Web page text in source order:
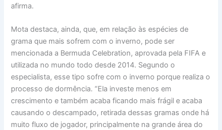
afirma.
Mota destaca, ainda, que, em relação às espécies de
grama que mais sofrem com o inverno, pode ser
mencionada a Bermuda Celebration, aprovada pela FIFA e
utilizada no mundo todo desde 2014. Segundo o
especialista, esse tipo sofre com o inverno porque realiza o
processo de dormência. “Ela investe menos em
crescimento e também acaba ficando mais frágil e acaba
causando o descampado, retirada dessas gramas onde há
muito fluxo de jogador, principalmente na grande área do